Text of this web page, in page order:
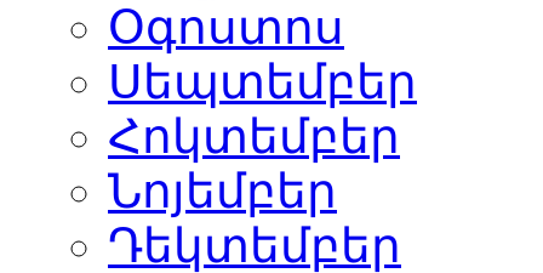
Օգոստոս
Սեպտեմբեր
Հոկտեմբեր
Նոյեմբեր
Դեկտեմբեր